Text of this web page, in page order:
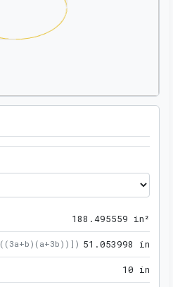
188 .495559 in²
) 51 .053998 in
10 in